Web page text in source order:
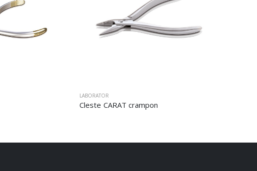
LABORATOR
Cleste CARAT crampon